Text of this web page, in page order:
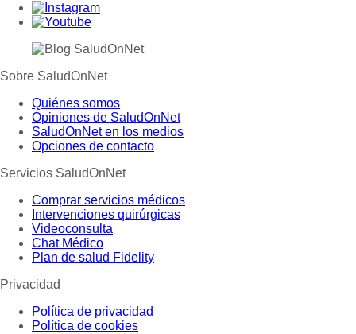
Sobre SaludOnNet
Quiénes somos
Opiniones de SaludOnNet
SaludOnNet en los medios
Opciones de contacto
Servicios SaludOnNet
Comprar servicios médicos
Intervenciones quirúrgicas
Videoconsulta
Chat Médico
Plan de salud Fidelity
Privacidad
Política de privacidad
Política de cookies